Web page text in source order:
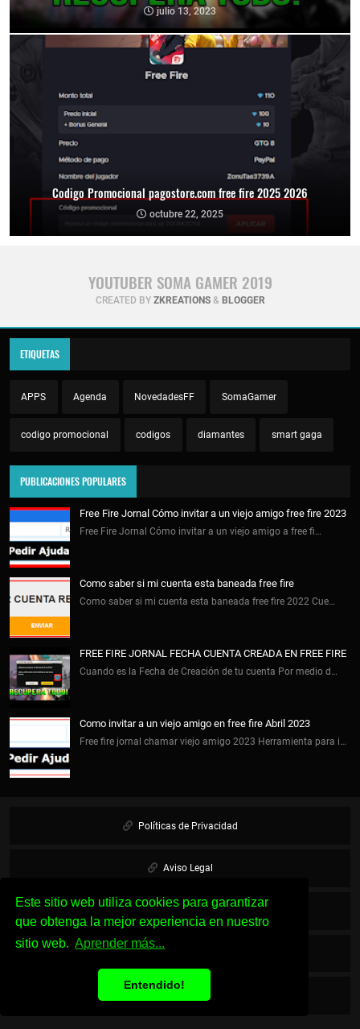
Este sitio web utiliza cookies para garantizar
que obtenga la mejor experiencia en nuestro
sitio web. Aprender más...
Entendido!
julio 13, 2023
Codigo Promocional pagostore.com free fire 2025 2026
octubre 22, 2025
YOUTUBER SOMA GAMER 2019
CREATED BY ZKREATIONS& BLOGGER
ETIQUETAS
APPS Agenda NovedadesFF SomaGamer
codigo promocional codigos diamantes smart gaga
PUBLICACIONES POPULARES
Free Fire Jornal Cómo invitar a un viejo amigo free fire 2023
Free Fire Jornal Cómo invitar a un viejo amigo a free fi…
Como saber si mi cuenta esta baneada free fire
Como saber si mi cuenta esta baneada free fire 2022 Cue…
FREE FIRE JORNAL FECHA CUENTA CREADA EN FREE FIRE
Cuando es la Fecha de Creación de tu cuenta Por medio d…
Como invitar a un viejo amigo en free fire Abril 2023
Free fire jornal chamar viejo amigo 2023 Herramienta para i…
Políticas de Privacidad
Aviso Legal
Cookies